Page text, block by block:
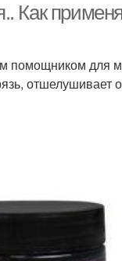
Как
помощником для
отшелушивает